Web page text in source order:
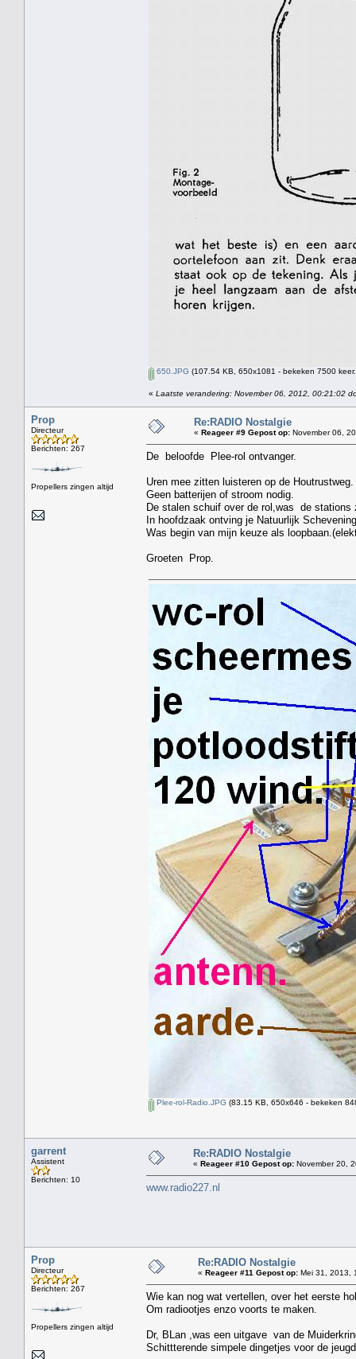
650.JPG (107.54 KB, 650x1081 - bekeken 7500
« Laatste verandering: November 06, 2012, 00:21:02
Prop
Directeur
Berichten: 267
Propellers zingen altijd
Re:RADIO Nostalgie
« Reageer #9 Gepost op: November 06,
De beloofde Plee-rol ontvanger.
Uren mee zitten luisteren op de Houtrustweg.
Geen batterijen of stroom nodig.
De stalen schuif over de rol,was de stations
In hoofdzaak ontving je Natuurlijk
Was begin van mijn keuze als
Groeten Prop.
Plee-rol-Radio.JPG (83.15 KB, 650x646 - bekeken
garrent
Assistent
Berichten: 10
Re:RADIO Nostalgie
« Reageer #10 Gepost op: November 20,
www.radio227.nl
Prop
Directeur
Berichten: 267
Propellers zingen altijd
Re:RADIO Nostalgie
« Reageer #11 Gepost op: Mei 31, 2013,
Wie kan nog wat vertellen, over het eerste
Om radiootjes enzo voorts te maken.
Dr, BLan ,was een uitgave van de
Schittterende simpele dingetjes voor de